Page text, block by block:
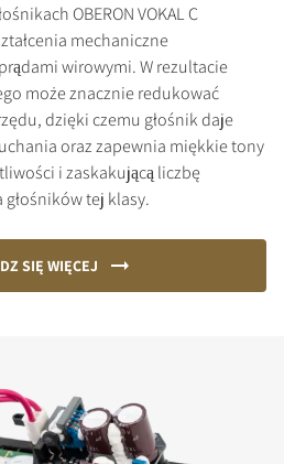
OBERON VOKAL C
mechaniczne
wirowymi. W rezultacie
może znacznie redukować
dzięki czemu głośnik daje
oraz zapewnia miękkie tony
i zaskakującą liczbę
tej klasy.
SIĘ WIĘCEJ